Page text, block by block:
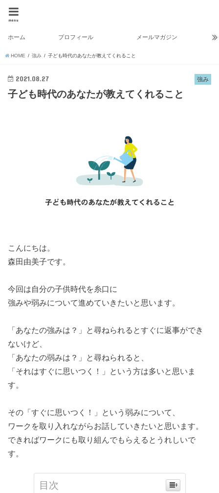
menu
ホーム プロフィール メールマガジン
HOME 強み 子ども時代のあなたが教えてくれること
強み
2021.08.27
子ども時代のあなたが教えてくれること
こんにちは。
森田由美子です。
今回は自分の子供時代を糸口に
強みや弱みについて進めていきたいと思います。
「あなたの強みは？」と尋ねられるとすぐに返事ができ
ないけど、
「あなたの弱みは？」と尋ねられると、
「それはすぐに思いつく！」という方は多いと思いま
す。
その「すぐに思いつく！」という弱みについて、
ワークを取り入れながらお話していきたいと思います。
できればワークにも取り組んでもらえるとうれしいで
す。
目次